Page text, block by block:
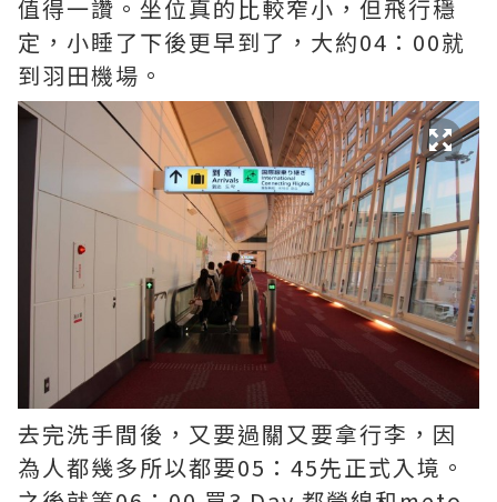
值得一讚。坐位真的比較窄小，但飛行穩
定，小睡了下後更早到了，大約04：00就
到羽田機場。
去完洗手間後，又要過關又要拿行李，因
為人都幾多所以都要05：45先正式入境。